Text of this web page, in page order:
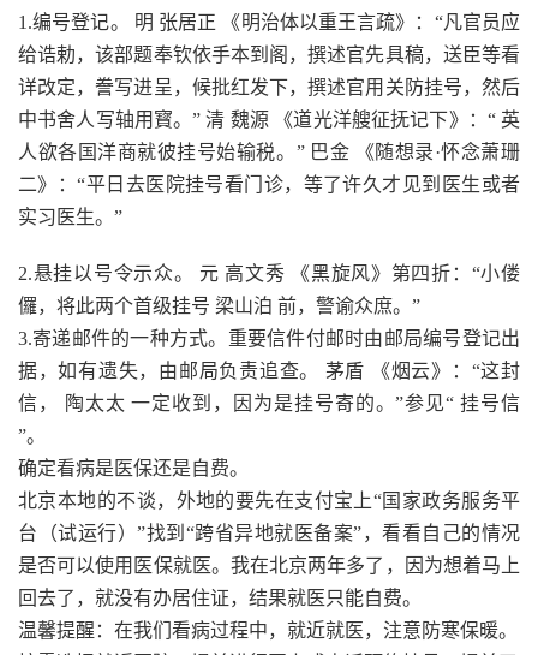
1.编号登记。 明 张居正 《明治体以重王言疏》：“凡官员应
给诰勅，该部题奉钦依手本到阁，撰述官先具稿，送臣等看
详改定，誊写进呈，候批红发下，撰述官用关防挂号，然后
中书舍人写轴用寳。” 清 魏源 《道光洋艘征抚记下》：“ 英
人欲各国洋商就彼挂号始输税。” 巴金 《随想录·怀念萧珊
二》：“平日去医院挂号看门诊，等了许久才见到医生或者
实习医生。”
2.悬挂以号令示众。 元 高文秀 《黑旋风》第四折：“小偻
儸，将此两个首级挂号 梁山泊 前，警谕众庶。”
3.寄递邮件的一种方式。重要信件付邮时由邮局编号登记出
据，如有遗失，由邮局负责追查。 茅盾 《烟云》：“这封
信， 陶太太 一定收到，因为是挂号寄的。”参见“ 挂号信
”。
确定看病是医保还是自费。
北京本地的不谈，外地的要先在支付宝上“国家政务服务平
台（试运行）”找到“跨省异地就医备案”，看看自己的情况
是否可以使用医保就医。我在北京两年多了，因为想着马上
回去了，就没有办居住证，结果就医只能自费。
温馨提醒：在我们看病过程中，就近就医，注意防寒保暖。